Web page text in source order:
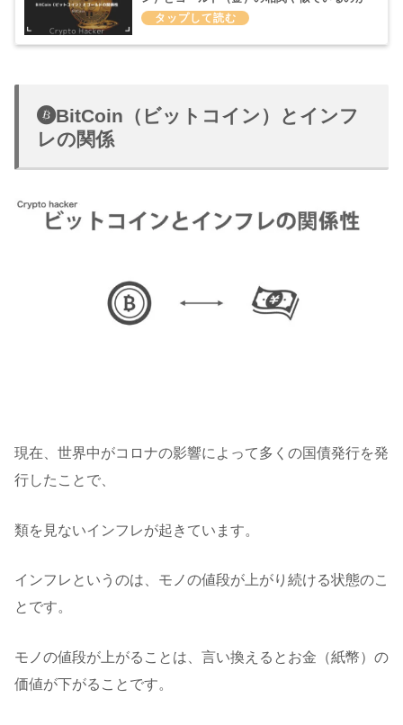
どうかについて
BitCoin（ビットコイン）とインフ
レの関係
現在、世界中がコロナの影響によって多くの国債発行を発
行したことで、
類を見ないインフレが起きています。
インフレというのは、モノの値段が上がり続ける状態のこ
とです。
モノの値段が上がることは、言い換えるとお金（紙幣）の
価値が下がることです。